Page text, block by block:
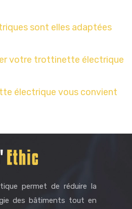
sont elles adaptées
votre trottinette électrique
électrique vous convient
permet de réduire la
des bâtiments tout en